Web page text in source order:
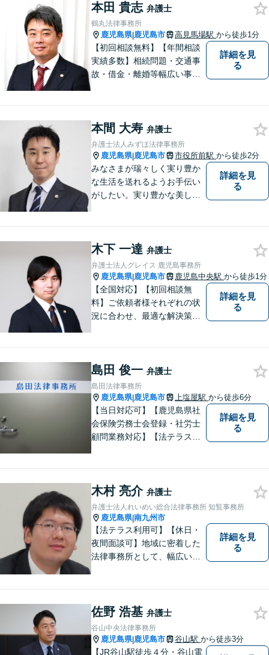
で、お悩みの解決に向けて丁
寧にアドバイスしていきま
す。
本田 貴志 弁護士
鶴丸法律事務所
鹿児島県|鹿児島市 高見馬場駅 から徒歩1分
【初回相談無料】【年間相談
実績多数】相続問題・交通事
故・借金・離婚等幅広い事件
す。困ったらすぐにご相談く
ださい。
詳細を見
る
本間 大寿 弁護士
弁護士法人みずほ法律事務所
鹿児島県|鹿児島市 市役所前駅 から徒歩2分
みなさまが瑞々しく実り豊か
な生活を送れるようお手伝い
がしたい。実り豊かな美しい
なさまと一緒に成長させてい
ただきたい。それが私たち，
みずほ法律事務所の思いで
す。
詳細を見
る
木下 一達 弁護士
弁護士法人グレイス 鹿児島事務所
鹿児島県|鹿児島市 鹿児島中央駅 から徒歩1分
【全国対応】【初回相談無
料】ご依頼者様それぞれの状
況に合わせ、最適な解決策を
き合い、解決までしっかりサ
ポートします。【電話・WEB
相談も対応可能】
詳細を見
る
島田 俊一 弁護士
島田法律事務所
鹿児島県|鹿児島市 上塩屋駅 から徒歩6分
【当日対応可】【鹿児島県社
会保険労務士会登録・社労士
顧問業務対応】【法テラス対
詳細を見
る
木村 亮介 弁護士
弁護士法人れいめい総合法律事務所 知覧事務所
鹿児島県|南九州市
【法テラス利用可】【休日・
夜間面談可】地域に密着した
法律事務所として、幅広い分
なことやお困りごとがござい
ましたらお早めにご相談くだ
さい。
詳細を見
る
佐野 浩基 弁護士
谷山中央法律事務所
鹿児島県|鹿児島市 谷山駅 から徒歩3分
【JR谷山駅徒歩４分・谷山電